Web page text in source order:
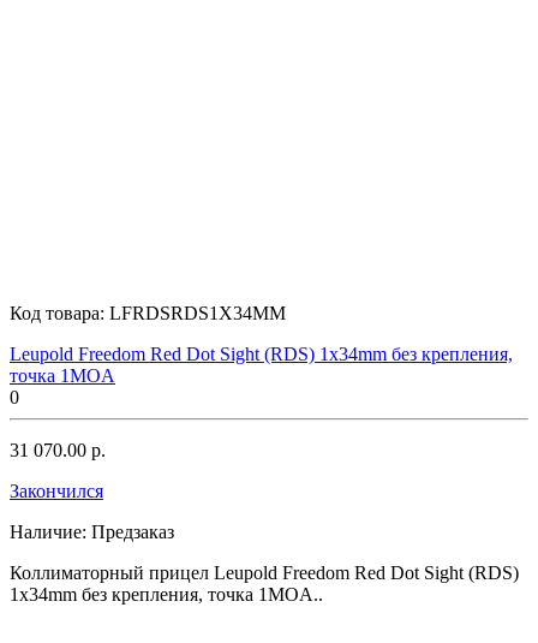
Код товара: LFRDSRDS1X34MM
Leupold Freedom Red Dot Sight (RDS) 1x34mm без крепления,
точка 1MOA
0
31 070.00 р.
Закончился
Наличие: Предзаказ
Коллиматорный прицел Leupold Freedom Red Dot Sight (RDS)
1x34mm без крепления, точка 1MOA..